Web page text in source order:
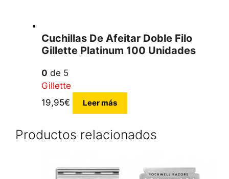
Cuchillas De Afeitar Doble Filo
Gillette Platinum 100 Unidades
0 de 5
Gillette
19,95€ Leer más
Productos relacionados